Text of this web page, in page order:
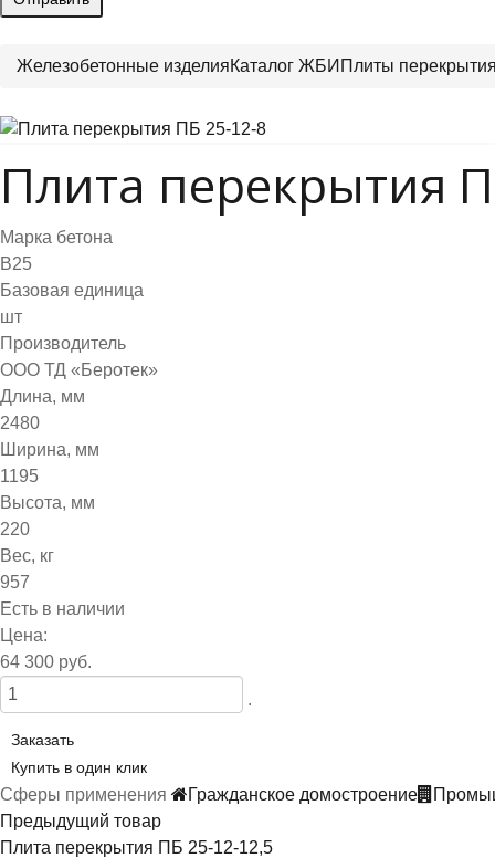
Железобетонные изделияКаталог ЖБИ Плиты
Плита перекрытия
Марка бетона
B25
Базовая единица
шт
Производитель
ООО ТД «Беротек»
Длина, мм
2480
Ширина, мм
1195
Высота, мм
220
Вес, кг
957
Есть в наличии
Цена:
64 300 руб.
.
Заказать
Купить в один клик
Сферы применения Гражданское домостроение
Предыдущий товар
Плита перекрытия ПБ 25-12-12,5